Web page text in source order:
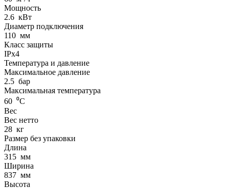
Мощность
2.6 кВт
Диаметр подключения
110 мм
Класс защиты
IPx4
Температура и давление
Максимальное давление
2.5 бар
Максимальная температура
60 ⁰С
Вес
Вес нетто
28 кг
Размер без упаковки
Длина
315 мм
Ширина
837 мм
Высота